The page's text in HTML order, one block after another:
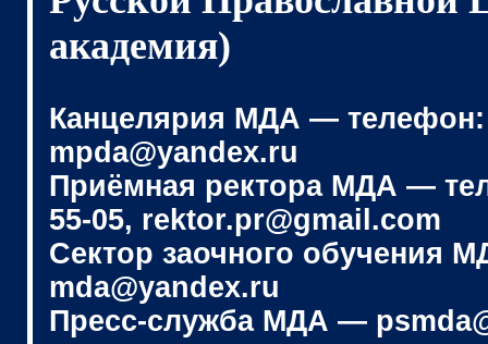
академия)
Канцелярия МДА — телефон:
mpda@yandex.ru
Приёмная ректора МДА —
55-05, rektor.pr@gmail.com
Сектор заочного обучения
mda@yandex.ru
Пресс-служба МДА —